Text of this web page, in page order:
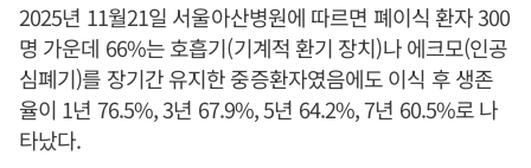
2025년 11월21일 서울아산병원에 따르면 폐이식 환자 300
명 가운데 66%는 호흡기(기계적 환기 장치)나 에크모(인공
심폐기)를 장기간 유지한 중증환자였음에도 이식 후 생존
율이 1년 76.5%, 3년 67.9%, 5년 64.2%, 7년 60.5%로 나
타났다.